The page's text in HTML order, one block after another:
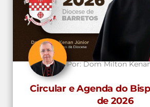
Por:Dom Milton
Circular e Agenda do
de 2026